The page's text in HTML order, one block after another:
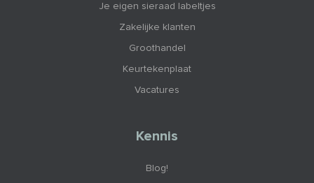
Je eigen sieraad labeltjes
Zakelijke klanten
Groothandel
Keurtekenplaat
Vacatures
Kennis
Blog!